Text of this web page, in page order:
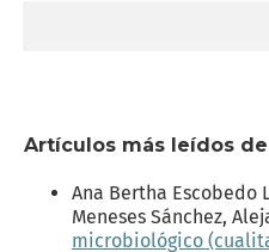
Artículos más leídos
Ana Bertha Escobedo
Meneses Sánchez,
microbiológico